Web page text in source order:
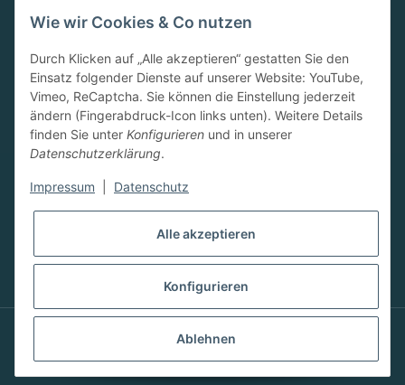
09.00-13.00 Uhr
15.00-18.00 Uhr
SA:
10.00-13.00 Uhr
Newsletter
Abonnieren
© 2023 FRESSBAR-Neuwied by Stefanie Kugler.
Alle Recht vorbehalten.
Wie wir Cookies & Co nutzen
Durch Klicken auf „Alle akzeptieren“ gestatten Sie den
Einsatz folgender Dienste auf unserer Website: YouTube,
Vimeo, ReCaptcha. Sie können die Einstellung jederzeit
ändern (Fingerabdruck-Icon links unten). Weitere Details
finden Sie unter Konfigurieren und in unserer
Datenschutzerklärung.
Impressum Datenschutz
Alle akzeptieren
Konfigurieren
Ablehnen